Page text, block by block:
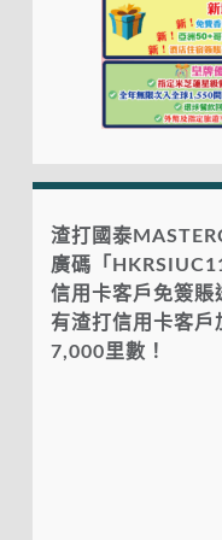
渣打國泰
廣碼「
信用卡客戶免簽
有渣打信用卡客戶
7,000里數！